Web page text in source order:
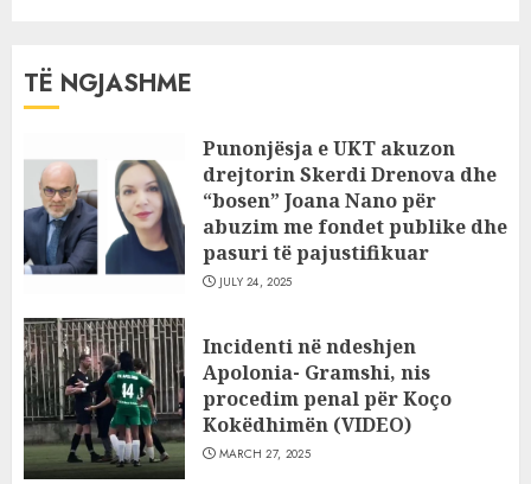
TË NGJASHME
Punonjësja e UKT akuzon
drejtorin Skerdi Drenova dhe
“bosen” Joana Nano për
abuzim me fondet publike dhe
pasuri të pajustifikuar
JULY 24, 2025
Incidenti në ndeshjen
Apolonia- Gramshi, nis
procedim penal për Koço
Kokëdhimën (VIDEO)
MARCH 27, 2025